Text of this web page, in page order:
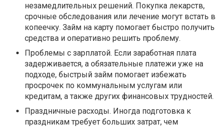
незамедлительных решений. Покупка лекарств,
срочные обследования или лечение могут встать в
копеечку. Займ на карту помогает быстро получить
средства и оперативно решить проблему.
Проблемы с зарплатой. Если заработная плата
задерживается, а обязательные платежи уже на
подходе, быстрый займ помогает избежать
просрочек по коммунальным услугам или
кредитам, а также других финансовых трудностей.
Праздничные расходы. Иногда подготовка к
праздникам требует больших затрат, чем